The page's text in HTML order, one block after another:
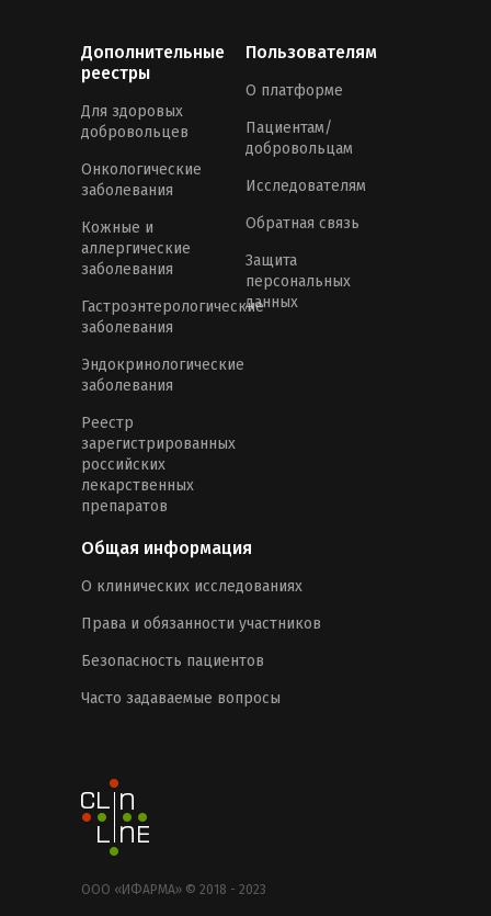
Дополнительные
реестры
Для здоровых
добровольцев
Онкологические
заболевания
Кожные и
аллергические
заболевания
Гастроэнтерологические
заболевания
Эндокринологические
заболевания
Реестр
зарегистрированных
российских
лекарственных
препаратов
Пользователям
О платформе
Пациентам/
добровольцам
Исследователям
Обратная связь
Защита
персональных
данных
Общая информация
О клинических исследованиях
Права и обязанности участников
Безопасность пациентов
Часто задаваемые вопросы
ООО «ИФАРМА» © 2018 - 2023